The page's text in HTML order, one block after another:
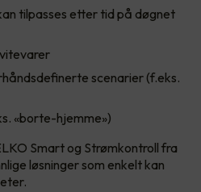
tilpasses etter tid på døgnet
scenarier (f.eks.
«borte-hjemme»)
Smart og Strømkontroll fra
løsninger som enkelt kan